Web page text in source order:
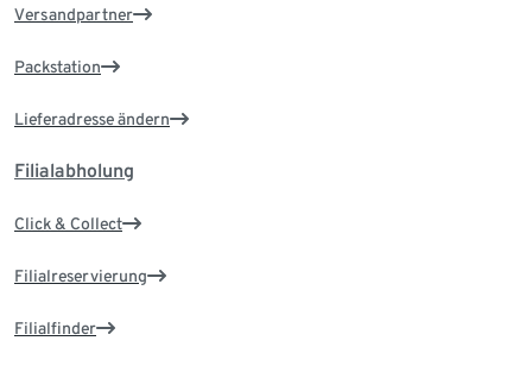
Versandpartner
Packstation
Lieferadresse ändern
Filialabholung
Click & Collect
Filialreservierung
Filialfinder